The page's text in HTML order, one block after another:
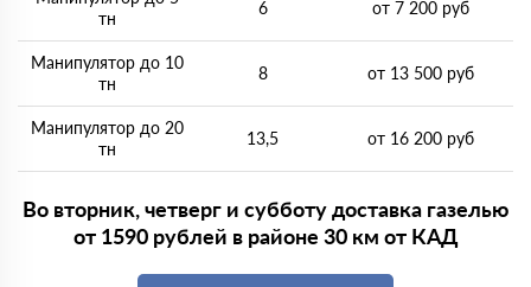
тн
6 от 7 200 руб
Манипулятор до 10
тн
8 от 13 500 руб
Манипулятор до 20
тн
13,5 от 16 200 руб
Во вторник, четверг и субботу доставка газелью
от 1590 рублей в районе 30 км от КАД